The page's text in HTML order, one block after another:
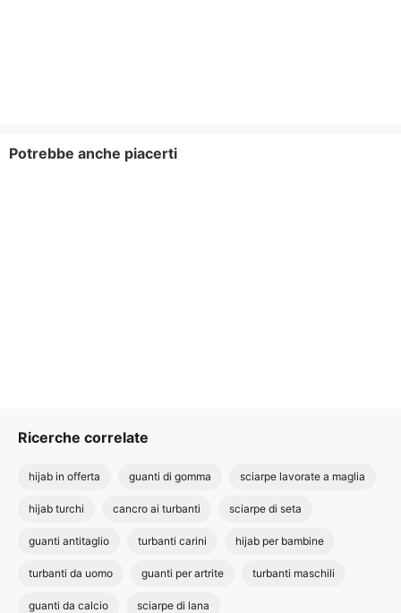
Potrebbe anche piacerti
Ricerche correlate
hijab in offerta guanti di gomma sciarpe lavorate a maglia
hijab turchi cancro ai turbanti sciarpe di seta
guanti antitaglio turbanti carini hijab per bambine
turbanti da uomo guanti per artrite turbanti maschili
guanti da calcio sciarpe di lana